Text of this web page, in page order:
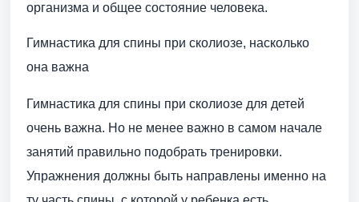
организма и общее состояние человека.
Гимнастика для спины при сколиозе, насколько
она важна
Гимнастика для спины при сколиозе для детей
очень важна. Но не менее важно в самом начале
занятий правильно подобрать тренировки.
Упражнения должны быть направлены именно на